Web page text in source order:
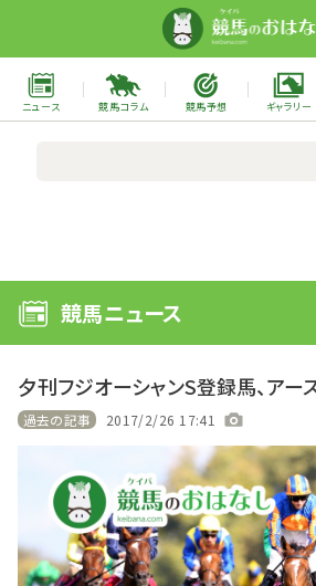
ニュース 競馬コラム 競馬予想 ギャラリー
競馬ニュース
夕刊フジオーシャンS登録馬、アー
過去の記事 2017/2/26 17:41